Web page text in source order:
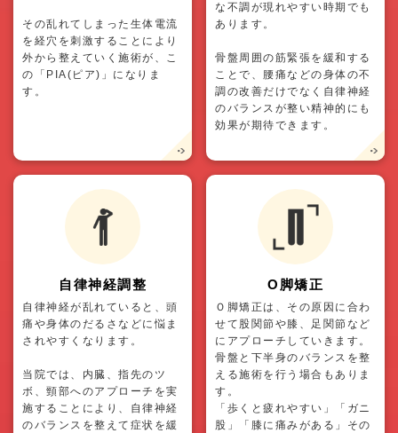
その乱れてしまった生体電流
を経穴を刺激することにより
外から整えていく施術が、こ
の「PIA(ピア)」になりま
す。
な不調が現れやすい時期でも
あります。
骨盤周囲の筋緊張を緩和する
ことで、腰痛などの身体の不
調の改善だけでなく自律神経
のバランスが整い精神的にも
効果が期待できます。
自律神経調整
自律神経が乱れていると、頭
痛や身体のだるさなどに悩ま
されやすくなります。
当院では、内臓、指先のツ
ボ、頸部へのアプローチを実
施することにより、自律神経
のバランスを整えて症状を緩
O脚矯正
Ｏ脚矯正は、その原因に合わ
せて股関節や膝、足関節など
にアプローチしていきます。
骨盤と下半身のバランスを整
える施術を行う場合もありま
す。
「歩くと疲れやすい」「ガニ
股」「膝に痛みがある」その